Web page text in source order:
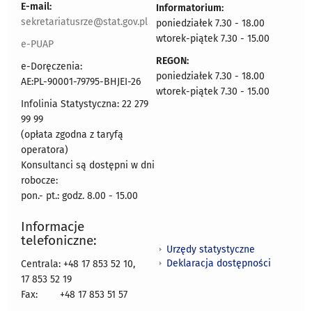
E-mail:
sekretariatusrze@stat.gov.pl
e-PUAP
e-Doręczenia:
AE:PL-90001-79795-BHJEI-26
Infolinia Statystyczna: 22 279
99 99
(opłata zgodna z taryfą
operatora)
Konsultanci są dostępni w dni
robocze:
pon.- pt.: godz. 8.00 - 15.00
Informatorium:
poniedziałek 7.30 - 18.00
wtorek-piątek 7.30 - 15.00
REGON:
poniedziałek 7.30 - 18.00
wtorek-piątek 7.30 - 15.00
Informacje
telefoniczne:
Centrala: +48 17 853 52 10,
17 853 52 19
Fax:
+48 17 853 51 57
Urzędy statystyczne
Deklaracja dostępności